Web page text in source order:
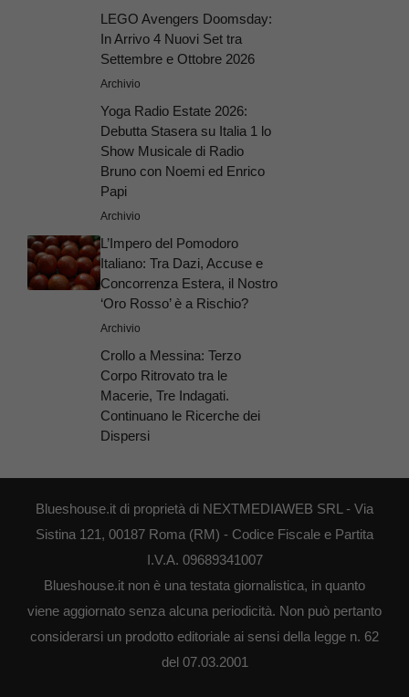
LEGO Avengers Doomsday:
In Arrivo 4 Nuovi Set tra
Settembre e Ottobre 2026
Archivio
Yoga Radio Estate 2026:
Debutta Stasera su Italia 1 lo
Show Musicale di Radio
Bruno con Noemi ed Enrico
Papi
Archivio
L’Impero del Pomodoro
Italiano: Tra Dazi, Accuse e
Concorrenza Estera, il Nostro
‘Oro Rosso’ è a Rischio?
Archivio
Crollo a Messina: Terzo
Corpo Ritrovato tra le
Macerie, Tre Indagati.
Continuano le Ricerche dei
Dispersi
Blueshouse.it di proprietà di NEXTMEDIAWEB SRL - Via
Sistina 121, 00187 Roma (RM) - Codice Fiscale e Partita
I.V.A. 09689341007
Blueshouse.it non è una testata giornalistica, in quanto
viene aggiornato senza alcuna periodicità. Non può pertanto
considerarsi un prodotto editoriale ai sensi della legge n. 62
del 07.03.2001